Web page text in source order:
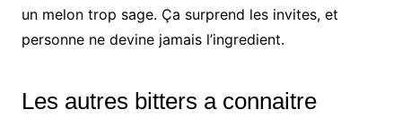
un melon trop sage. Ça surprend les invites, et
personne ne devine jamais l’ingredient.
Les autres bitters a connaitre